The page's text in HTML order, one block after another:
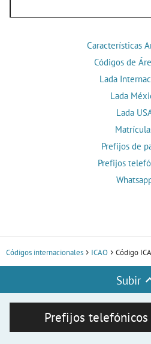
Características
Códigos de
Lada
Lada
Lada
Prefijos de
Prefijos
Códigos internacionales ICAO Código
Subir
Prefijos telefónicos